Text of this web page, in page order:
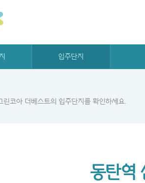
입주단지
린코아 더베스트의 입주단지를 확인하세요.
동탄역